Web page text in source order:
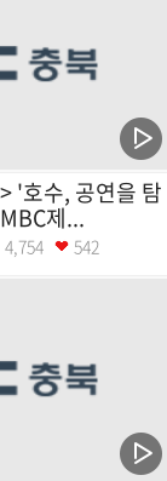
'호수, 공연을 탐
제...
4,754 542